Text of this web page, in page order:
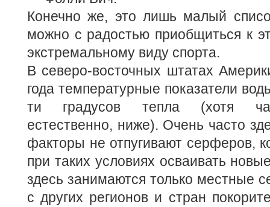
Конечно же, это лишь малый
можно с радостью приобщиться к
экстремальному виду спорта.
В северо-восточных штатах
года температурные показатели
ти градусов тепла (хотя
естественно, ниже). Очень часто
факторы не отпугивают серферов,
при таких условиях осваивать
здесь занимаются только местные
с других регионов и стран